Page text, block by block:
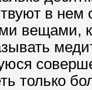
в
вещами,
только